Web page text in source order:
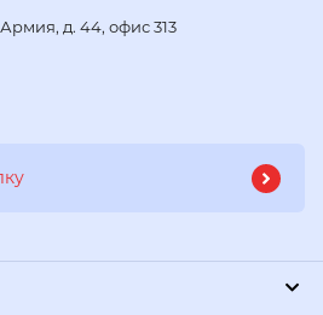
д. 44, офис 313